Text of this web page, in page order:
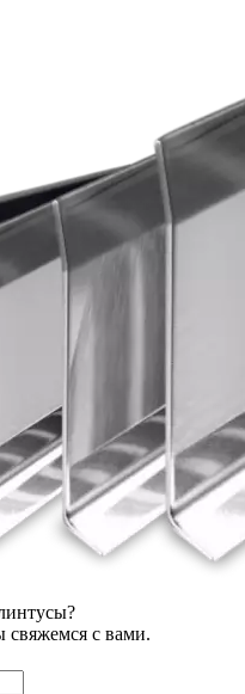
свяжемся с вами.